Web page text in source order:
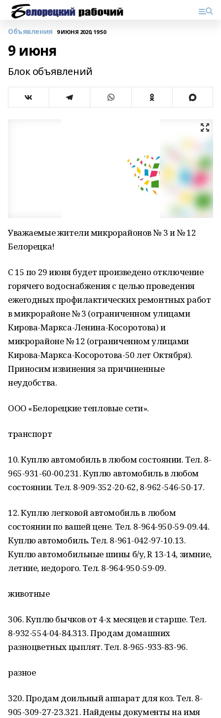
Объявления 9 ИЮНЯ 2020, 19:50
9 июня
Блок объявлений
Уважаемые жители микрорайонов № 3 и № 12
Белорецка!
С 15 по 29 июня будет произведено отключение
горячего водоснабжения с целью проведения
ежегодных профилактических ремонтных работ
в микрорайоне № 3 (ограниченном улицами
Кирова-Маркса-Ленина-Косоротова) и
микрорайоне № 12 (ограниченном улицами
Кирова-Маркса-Косоротова-50 лет Октября).
Приносим извинения за причиненные
неудобства.
ООО «Белорецкие тепловые сети».
транспорт
10. Куплю автомобиль в любом состоянии. Тел. 8-
965-931-60-00.231. Куплю автомобиль в любом
состоянии. Тел. 8-909-352-20-62, 8-962-546-50-17.
12. Куплю легковой автомобиль в любом
состоянии по вашей цене. Тел. 8-964-950-59-09.44.
Куплю автомобиль. Тел. 8-961-042-97-10.13.
Куплю автомобильные шины б/у, R 13-14, зимние,
летние, недорого. Тел. 8-964-950-59-09.
животные
306. Куплю бычков от 4-х месяцев и старше. Тел.
8-932-554-04-84.313. Продам домашних
разноцветных цыплят. Тел. 8-965-933-83-96.
разное
320. Продам доильный аппарат для коз. Тел. 8-
905-309-27-23.321. Найдены документы на имя